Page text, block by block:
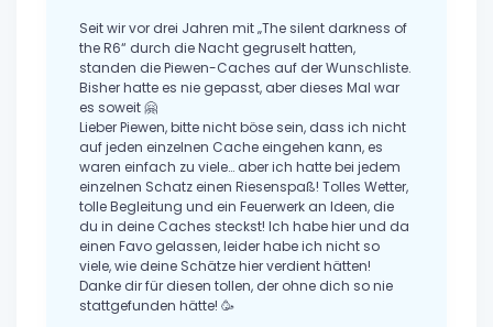
Seit wir vor drei Jahren mit „The silent darkness of
the R6“ durch die Nacht gegruselt hatten,
standen die Piewen-Caches auf der Wunschliste.
Bisher hatte es nie gepasst, aber dieses Mal war
es soweit 🤗
Lieber Piewen, bitte nicht böse sein, dass ich nicht
auf jeden einzelnen Cache eingehen kann, es
waren einfach zu viele… aber ich hatte bei jedem
einzelnen Schatz einen Riesenspaß! Tolles Wetter,
tolle Begleitung und ein Feuerwerk an Ideen, die
du in deine Caches steckst! Ich habe hier und da
einen Favo gelassen, leider habe ich nicht so
viele, wie deine Schätze hier verdient hätten!
Danke dir für diesen tollen, der ohne dich so nie
stattgefunden hätte! 🥳